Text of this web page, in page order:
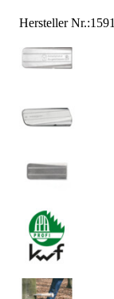
Hersteller Nr.: